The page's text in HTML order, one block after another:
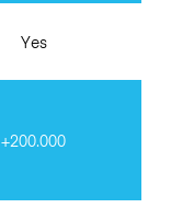
Yes
+200.000